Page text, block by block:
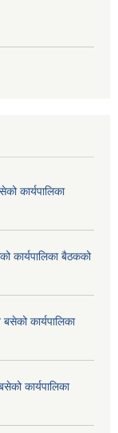
कार्यपालिका
कार्यपालिका बैठकको
कार्यपालिका
कार्यपालिका